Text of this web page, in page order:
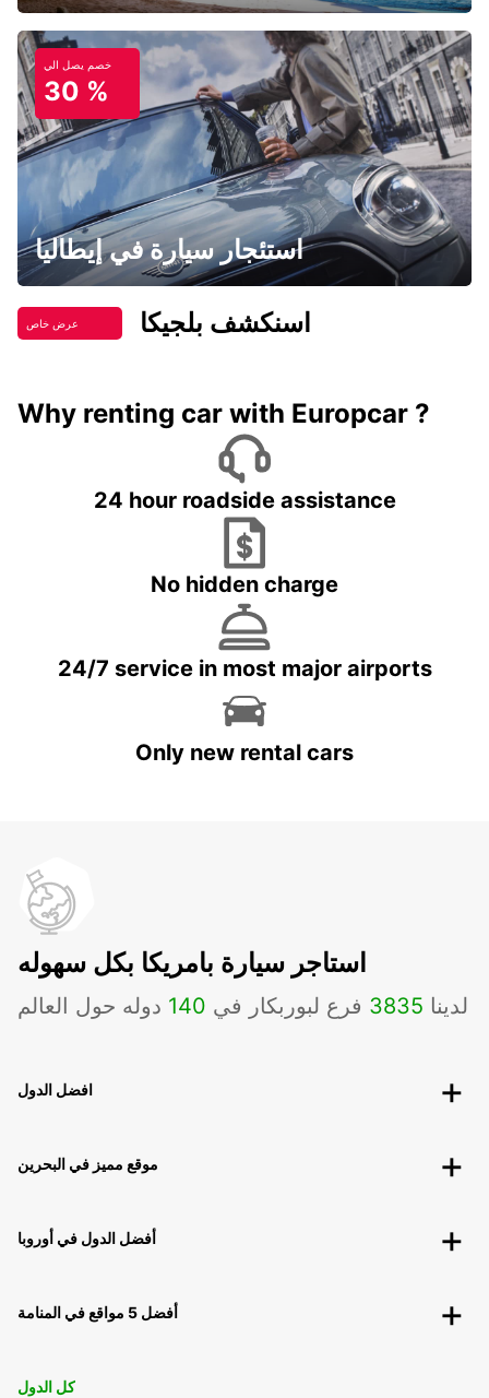
خصم يصل الي
30 %
استئجار سيارة في إيطاليا
عرض خاص اسنكشف بلجيكا
Why renting car with Europcar ?
24 hour roadside assistance
No hidden charge
24/7 service in most major airports
Only new rental cars
استاجر سيارة بامريكا بكل سهوله
لدينا 3835 فرع لبوربكار في 140 دوله حول العالم
افضل الدول
موقع مميز في البحرين
أفضل الدول في أوروبا
أفضل 5 مواقع في المنامة
كل الدول